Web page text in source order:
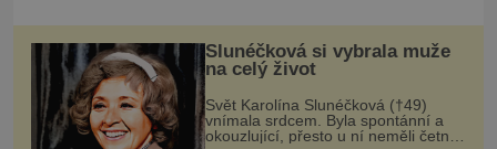
Slunéčková si vybrala muže
na celý život
Svět Karolína Slunéčková (†49)
vnímala srdcem. Byla spontánní a
okouzlující, přesto u ní neměli četní